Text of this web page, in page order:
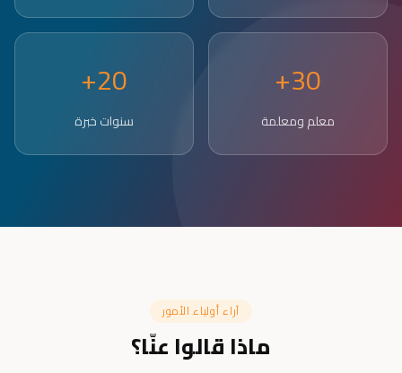
30+
معلم ومعلمة
20+
سنوات خبرة
آراء أولياء الأمور
ماذا قالوا عنّا؟